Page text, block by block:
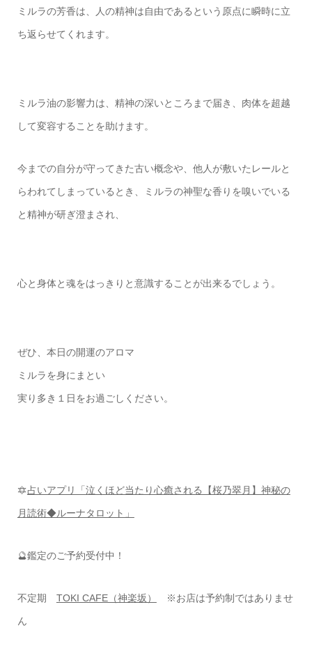
ミルラの芳香は、人の精神は自由であるという原点に瞬時に立
ち返らせてくれます。
ミルラ油の影響力は、精神の深いところまで届き、肉体を超越
して変容することを助けます。
今までの自分が守ってきた古い概念や、他人が敷いたレールと
らわれてしまっているとき、ミルラの神聖な香りを嗅いでいる
と精神が研ぎ澄まされ、
心と身体と魂をはっきりと意識することが出来るでしょう。
ぜひ、本日の開運のアロマ
ミルラを身にまとい
実り多き１日をお過ごしください。
🔯占いアプリ「泣くほど当たり心癒される【桜乃翠月】神秘の
月読術◆ルーナタロット」
🔮鑑定のご予約受付中！
不定期 TOKI CAFE（神楽坂） ※お店は予約制ではありませ
ん